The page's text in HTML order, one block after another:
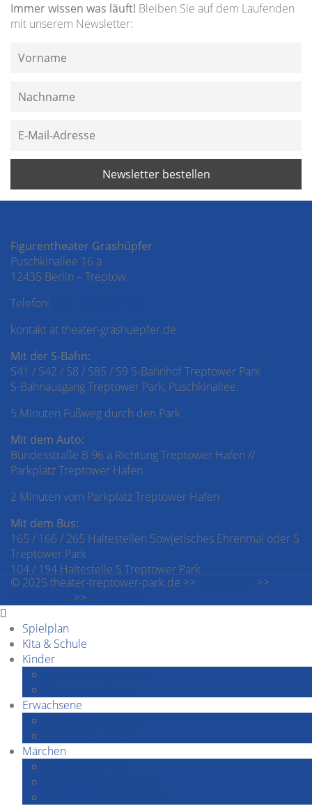
Immer wissen was läuft! Bleiben Sie auf dem Laufenden
mit unserem Newsletter:
Figurentheater Grashüpfer
Puschkinallee 16 a
12435 Berlin – Treptow
Telefon:
kontakt at theater-grashuepfer.de
Mit der S-Bahn:
S41 / S42 / S8 / S85 / S9 S-Bahnhof Treptower Park
S-Bahnausgang Treptower Park, Puschkinallee.
5 Minuten Fußweg durch den Park
Mit dem Auto:
Bundesstraße B 96 a Richtung Treptower Hafen //
Parkplatz Treptower Hafen
2 Minuten vom Parkplatz Treptower Hafen
Mit dem Bus:
165 / 166 / 265 Haltestellen Sowjetisches Ehrenmal oder S
Treptower Park
104 / 194 Haltestelle S Treptower Park
© 2025 theater-treptower-park.de >>
>>
>>
Spielplan
Kita & Schule
Kinder
Erwachsene
Märchen